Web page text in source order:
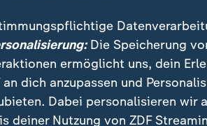
NRW-Ministerpräsident Hendrik
Clemens Fuest, sowie die
Leiterin des "Spiegel"-
dem Thema "Regieren unter
Donnerstag, 11. Januar 2024,
Die Speicherung
ermöglicht uns, dein
an dich anzupassen und
Dabei personalisieren wir
deiner Nutzung von ZDF